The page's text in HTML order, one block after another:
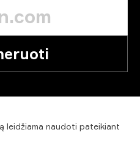
leidžiama naudoti pateikiant